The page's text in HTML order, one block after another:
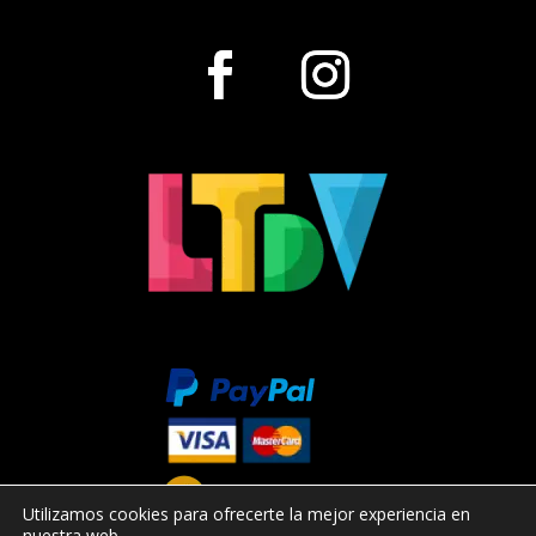
Utilizamos cookies para ofrecerte la mejor experiencia en